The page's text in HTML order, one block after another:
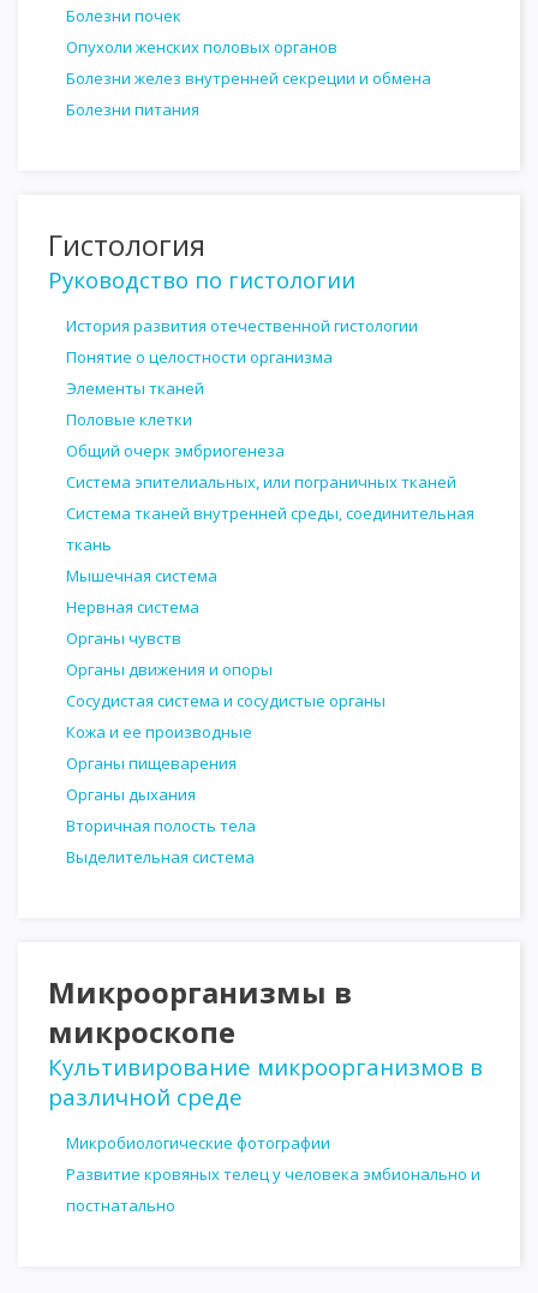
Болезни почек
Опухоли женских половых органов
Болезни желез внутренней секреции и обмена
Болезни питания
Гистология
Руководство по гистологии
История развития отечественной гистологии
Понятие о целостности организма
Элементы тканей
Половые клетки
Общий очерк эмбриогенеза
Система эпителиальных, или пограничных тканей
Система тканей внутренней среды, соединительная
ткань
Мышечная система
Нервная система
Органы чувств
Органы движения и опоры
Сосудистая система и сосудистые органы
Кожа и ее производные
Органы пищеварения
Органы дыхания
Вторичная полость тела
Выделительная система
Микроорганизмы в
микроскопе
Культивирование микроорганизмов в
различной среде
Микробиологические фотографии
Развитие кровяных телец у человека эмбионально и
постнатально